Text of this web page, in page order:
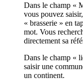
Dans le champ «
vous pouvez
« brasserie » en
mot. Vous
directement sa
Dans le champ «
saisir une
un continent.